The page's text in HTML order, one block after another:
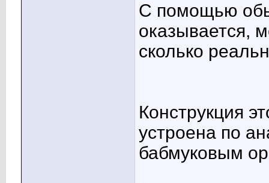
С помощью
оказывается,
сколько
Конструкция
устроена по
бабмуковым